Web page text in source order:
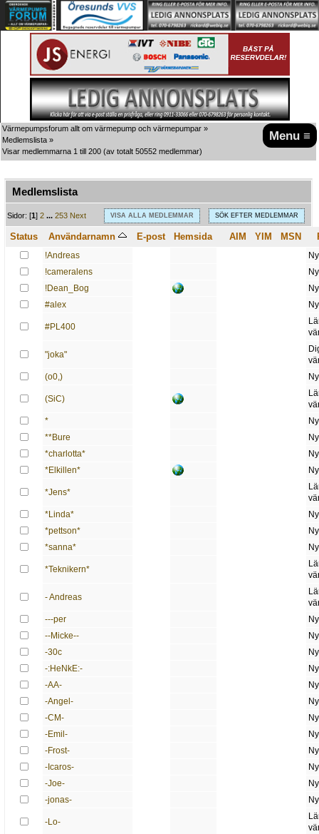
Menu ≡
Värmepumpsforum allt om värmepump och värmepumpar »
Medlemslista »
Visar medlemmarna 1 till 200 (av totalt 50552 medlemmar)
Medlemslista
A
B C D E G H J K L M N O P Q R S T U V W X Y Z
VISA ALLA MEDLEMMAR SÖK EFTER MEDLEMMAR
Sidor: [1]2 ...253 Next
Status Användarnamn E-post Hemsida AIM YIM MSN
!Andreas
!cameralens
!Dean_Bog
#alex
#PL400
"joka"
(o0,)
(SiC)
*
**Bure
*charlotta*
*Elkillen*
*Jens*
*Linda*
*pettson*
*sanna*
*Teknikern*
- Andreas
---per
--Micke--
-30c
-:HeNkE:-
-AA-
-Angel-
-CM-
-Emil-
-Frost-
-Icaros-
-Joe-
-jonas-
-Lo-